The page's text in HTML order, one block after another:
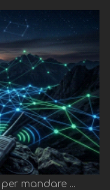
mandare ...